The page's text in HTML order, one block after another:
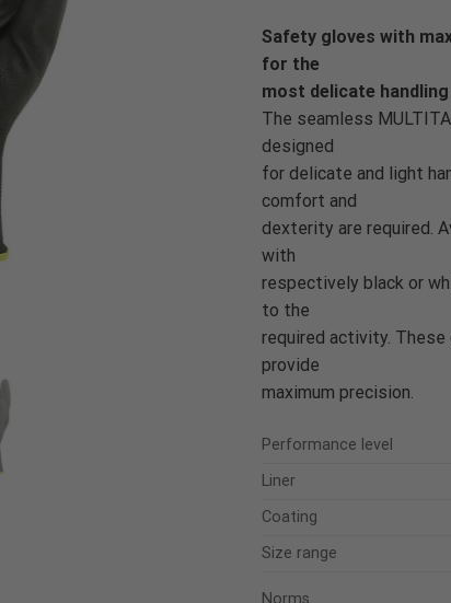
Safety gloves with
for the
most delicate handling
The seamless
designed
for delicate and light
comfort and
dexterity are required.
with
respectively black or
to the
required activity.
provide
maximum precision.
Performance level
Liner
Coating
Size range